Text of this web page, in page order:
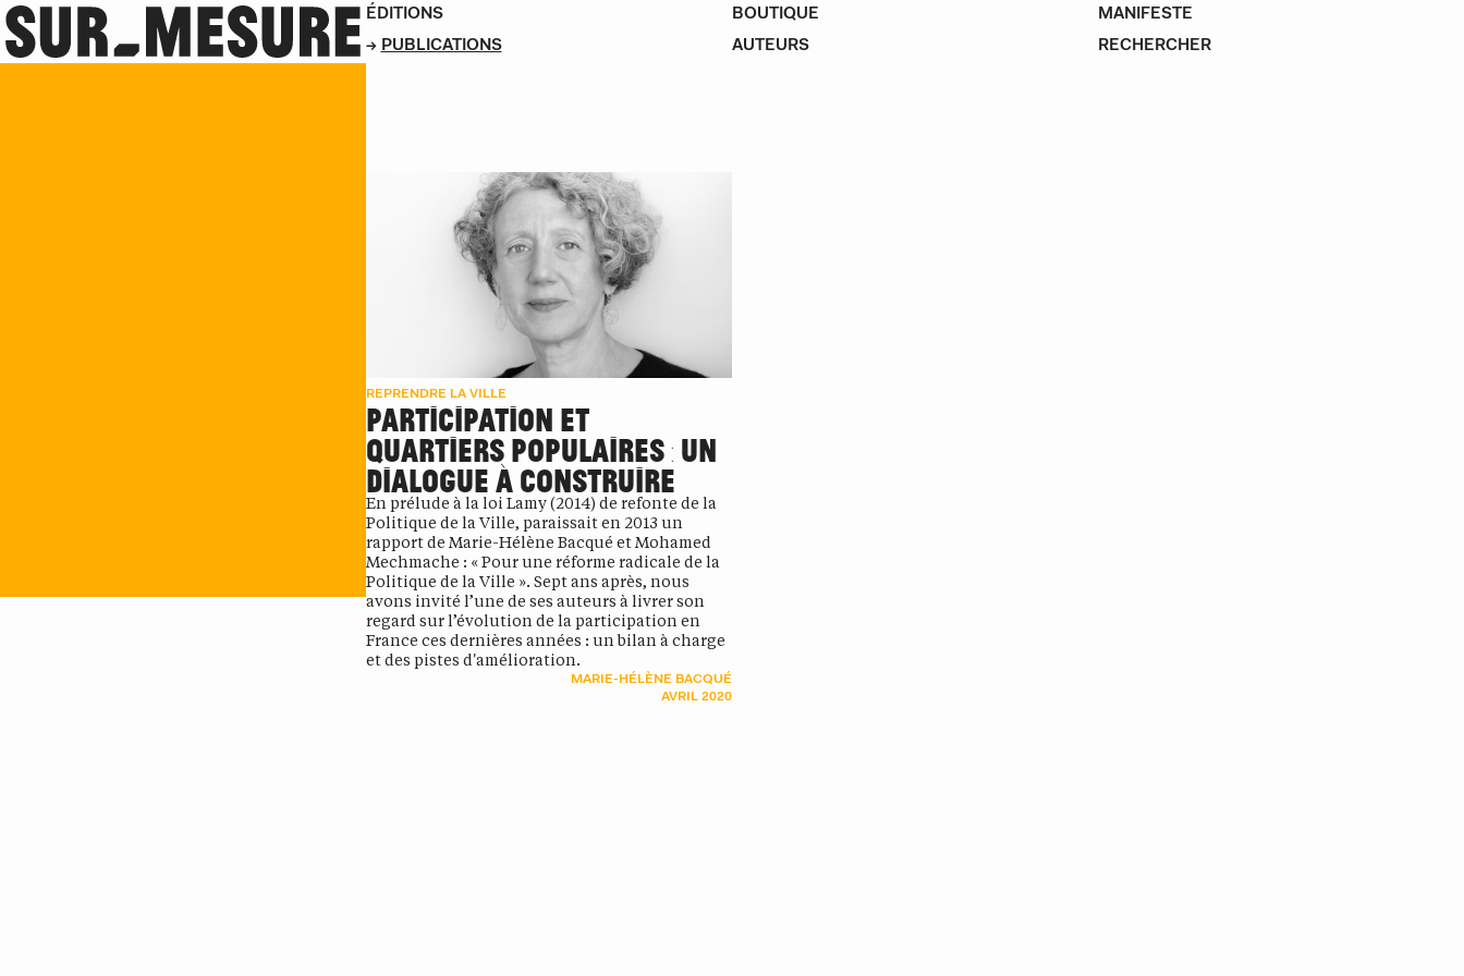
ÉDITIONS
PUBLICATIONS
BOUTIQUE
AUTEURS
MANIFESTE
REPRENDRE LA VILLE
PARTICIPATION ET
QUARTIERS POPULAIRES : UN
DIALOGUE À CONSTRUIRE
En prélude à la loi Lamy (2014) de refonte de la
Politique de la Ville, paraissait en 2013 un
rapport de Marie-Hélène Bacqué et Mohamed
Mechmache : « Pour une réforme radicale de la
Politique de la Ville ». Sept ans après, nous
avons invité l’une de ses auteurs à livrer son
regard sur l’évolution de la participation en
France ces dernières années : un bilan à charge
et des pistes d'amélioration.
MARIE-HÉLÈNE BACQUÉ
AVRIL 2020